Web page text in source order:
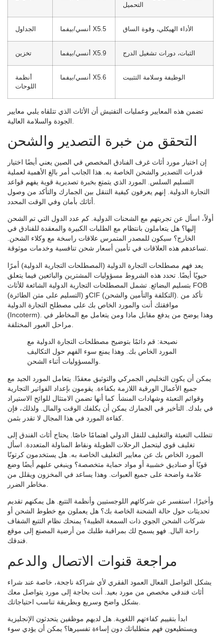
التحميل
الجداول أنسي/بيفما X5.5 الأداء الهيكلي، وقوة الساق
تخزين أنسي/بيفما X5.9 الثبات، دورات تشغيل الدرج
أنظمة
اللوحات
أنسي/بيفما X5.6 الوظيفة وسلامة التثبيت
تضمن هذه المعايير وعمليات التفتيش أن الأثاث الذي تتلقاه يلبي معايير
التحقق من خبرة التصدير والشحن
إن اختيار مورد أثاث غرف الفنادق المخصص في الصين يعني أيضًا اختيار
قدرات التصدير والشحن الخاصة به. هذا الجانب أمر بالغ الأهمية لعملية
التسليم السلس. المورد الذي يتمتع بخبرة تصديرية قوية يفهم قواعد
التجارة الدولية. إنهم يعرفون كيفية التنقل بين الجمارك والتأكد من وصول
أولاً، اسأل عن تجربتهم مع الشحنات الدولية. كم عدد الدول التي تم الشحن
إليها؟ هل يتعاملون بانتظام مع الطلبات الكبيرة والمعقدة للفنادق في
الخارج؟ سيكون للمصدر المتمرس علاقات راسخة مع وكلاء الشحن.
تساعدهم هذه العلاقات في تأمين أسعار شحن تنافسية وخدمات موثوقة.
يعد فهم مصطلحات التجارة الدولية (المصطلحات التجارية الدولية) أمرًا
حيويًا أيضًا. تحدد هذه الشروط مسؤوليات المشترين والبائعين فيما يتعلق
بتسليم البضائع. تشمل المصطلحات التجارية الدولية الشائعة للأثاث FOB
(التسليم على متن الطائرة) وCIF (التكلفة والتأمين والشحن). تأكد من
موافقتك أنت والمورد الخاص بك على مصطلح التجارة الدولية
(Incoterm). وهذا يوضح من يدفع مقابل ماذا ومن يتعامل مع المخاطر في
نصيحة: قم دائمًا بتوضيح مصطلحات التجارة الدولية مع
المورد الخاص بك. وهذا يمنع سوء الفهم حول التكاليف
والمسؤوليات أثناء الشحن.
يمكن أن يكون التخليص الجمركي والتوثيق معقدًا. يتعامل المورد الجيد مع
جميع الأعمال الورقية اللازمة بكفاءة. يقومون بإعداد الفواتير التجارية
وقوائم التعبئة وشهادات المنشأ. كما أنها تضمن الامتثال للوائح الاستيراد
في بلدك. التأخير في الجمارك يمكن أن يكلفك الوقت والمال. ولذلك، فإن
تتطلب التعبئة والتغليف للنقل الدولي اهتمامًا خاصًا. يحتاج أثاث الفندق إلى
تغليف قوي ليتحمل الرحلات الطويلة ونقاط المناولة المتعددة. اسأل
المورد الخاص بك عن معايير التغليف الخاصة به. هل يستخدمون كرتونًا
قويًا أو صناديق خشبية أو مواد حماية متخصصة؟ وينبغي عليهم أيضًا وضع
علامة واضحة على جميع العبوات. وهذا يساعد في المخزون ويقلل من
وأخيرًا، استفسر عن شركائهم اللوجستيين وأنظمة التتبع. هل يمكنهم تقديم
تحديثات حول حالة الشحنة الخاصة بك؟ هل يعملون مع خطوط الشحن أو
شركات الشحن الجوي ذات السمعة الطيبة؟ يمنحك نظام التتبع الشفاف
راحة البال. فهو يسمح لك بمراقبة طلبك من أرضية المصنع إلى موقع
فندقك.
مراجعة قنوات الاتصال والدعم
يشكل التواصل الفعال العمود الفقري لأي شراكة ناجحة، خاصة عند شراء
أثاث فندقي مخصص من مورد بعيد. أنت بحاجة إلى مورد يتواصل معك
ابدأ بتقييم كفاءتهم اللغوية. هل لديهم موظفين يتحدثون الإنجليزية
ويستطيعون فهم متطلباتك دون إساءة تفسيرها؟ يمكن أن يؤدي سوء